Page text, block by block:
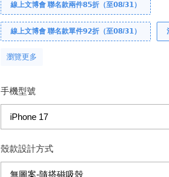
線上文博會 聯名款兩件𝟴𝟱折（至𝟬𝟴/𝟯𝟭）
線上文博會 聯名款單件𝟵𝟮折（至𝟬𝟴/𝟯𝟭）
瀏覽更多
手機型號
殼款設計方式